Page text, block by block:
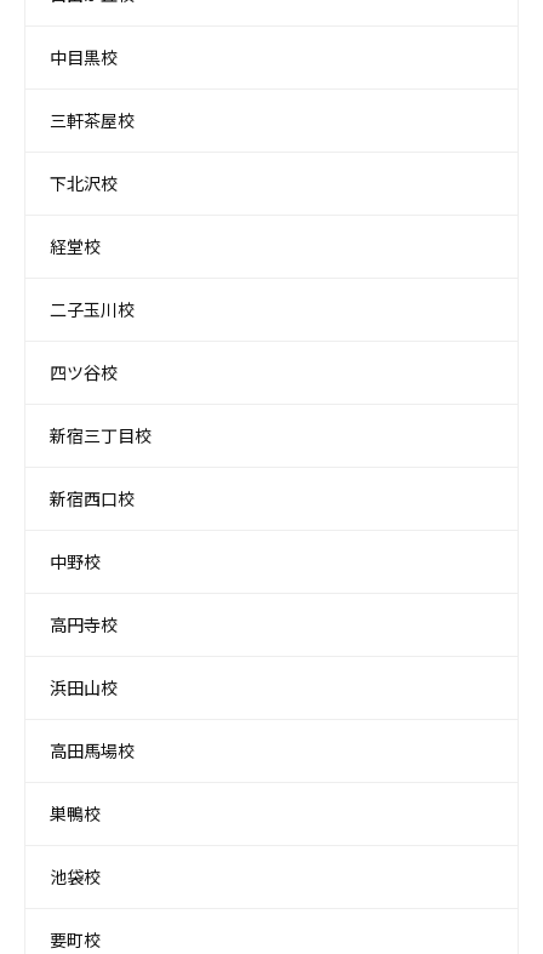
中目黒校
三軒茶屋校
下北沢校
経堂校
二子玉川校
四ツ谷校
新宿三丁目校
新宿西口校
中野校
高円寺校
浜田山校
高田馬場校
巣鴨校
池袋校
要町校